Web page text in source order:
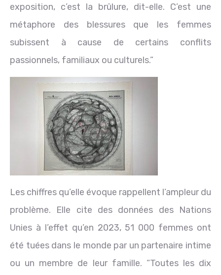
exposition, c’est la brûlure, dit-elle. C’est une
métaphore des blessures que les femmes
subissent à cause de certains conflits
passionnels, familiaux ou culturels.”
Les chiffres qu’elle évoque rappellent l’ampleur du
problème. Elle cite des données des Nations
Unies à l’effet qu’en 2023, 51 000 femmes ont
été tuées dans le monde par un partenaire intime
ou un membre de leur famille. “Toutes les dix